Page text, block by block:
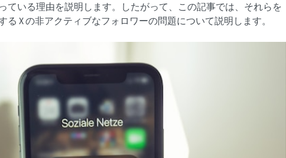
ている理由を説明します。したがって、この記事では、それらを
る X の非アクティブなフォロワーの問題について説明します。